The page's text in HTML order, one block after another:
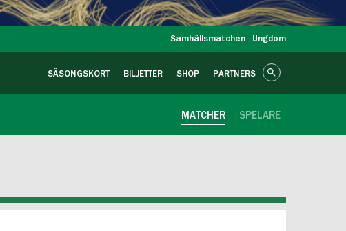
Samhällsmatchen Ungdom
SÄSONGSKORT BILJETTER SHOP PARTNERS
SPELARE
MATCHER